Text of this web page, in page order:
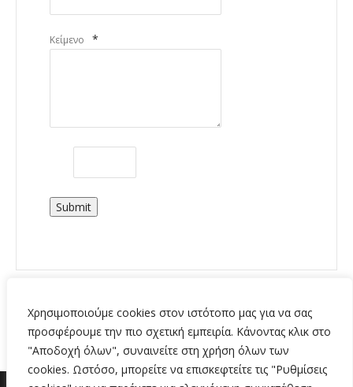
Χρησιμοποιούμε cookies στον ιστότοπο μας για να σας
προσφέρουμε την πιο σχετική εμπειρία. Κάνοντας κλικ στο
"Αποδοχή όλων", συναινείτε στη χρήση όλων των
cookies. Ωστόσο, μπορείτε να επισκεφτείτε τις "Ρυθμίσεις
Κείμενο *
Submit